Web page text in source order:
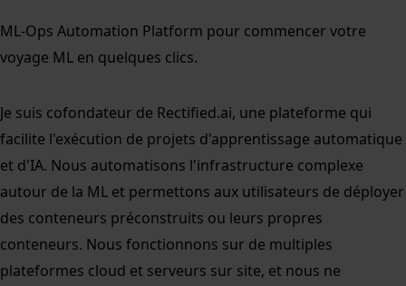
ML-Ops Automation Platform pour commencer votre
voyage ML en quelques clics.
Je suis cofondateur de Rectified.ai, une plateforme qui
facilite l'exécution de projets d'apprentissage automatique
et d'IA. Nous automatisons l'infrastructure complexe
autour de la ML et permettons aux utilisateurs de déployer
des conteneurs préconstruits ou leurs propres
conteneurs. Nous fonctionnons sur de multiples
plateformes cloud et serveurs sur site, et nous ne